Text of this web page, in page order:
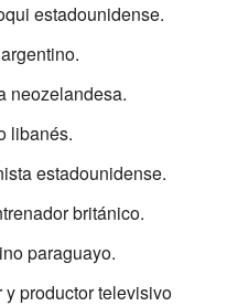
estadounidense.
neozelandesa.
libanés.
estadounidense.
británico.
paraguayo.
productor televisivo